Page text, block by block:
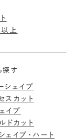
上
探す
シェイプ
スカット
イプ
ドカット
ェイプ・ハート